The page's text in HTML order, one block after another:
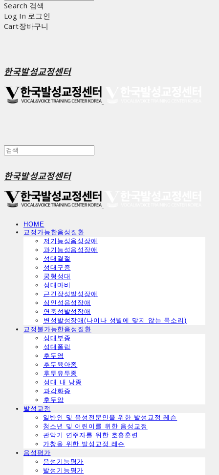
Search 검색
Log In 로그인
Cart장바구니
한국발성교정센터
한국발성교정센터
HOME
교정가능한음성질환
ㅤ저기능성음성장애
ㅤ과기능성음성장애
ㅤ성대결절
ㅤ성대구증
ㅤ궁형성대
ㅤ성대마비
ㅤ근긴장성발성장애
ㅤ심인성음성장애
ㅤ연축성발성장애
ㅤ변성발성장애(나이나 성별에 맞지 않는 목소리)
교정불가능한음성질환
ㅤ성대부종
ㅤ성대폴립
ㅤ후두염
ㅤ후두육아종
ㅤ후두유두종
ㅤ성대 내 낭종
ㅤ과각화증
ㅤ후두암
발성교정
일반인 및 음성전문인을 위한 발성교정 레슨
청소년 및 어린이를 위한 음성교정
관악기 연주자를 위한 호흡훈련
가창을 위한 발성교정 레슨
음성평가
음성기능평가
발성기능평가